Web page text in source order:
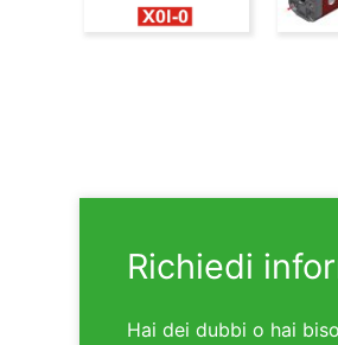
Richiedi
Hai dei dubbi o hai